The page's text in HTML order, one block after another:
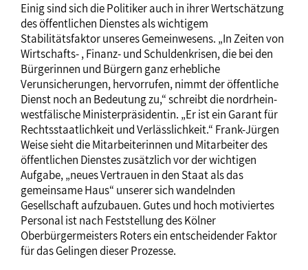
Einig sind sich die Politiker auch in ihrer Wertschätzung
des öffentlichen Dienstes als wichtigem
Stabilitätsfaktor unseres Gemeinwesens. „In Zeiten von
Wirtschafts- , Finanz- und Schuldenkrisen, die bei den
Bürgerinnen und Bürgern ganz erhebliche
Verunsicherungen, hervorrufen, nimmt der öffentliche
Dienst noch an Bedeutung zu,“ schreibt die nordrhein-
westfälische Ministerpräsidentin. „Er ist ein Garant für
Rechtsstaatlichkeit und Verlässlichkeit.“ Frank-Jürgen
Weise sieht die Mitarbeiterinnen und Mitarbeiter des
öffentlichen Dienstes zusätzlich vor der wichtigen
Aufgabe, „neues Vertrauen in den Staat als das
gemeinsame Haus“ unserer sich wandelnden
Gesellschaft aufzubauen. Gutes und hoch motiviertes
Personal ist nach Feststellung des Kölner
Oberbürgermeisters Roters ein entscheidender Faktor
für das Gelingen dieser Prozesse.